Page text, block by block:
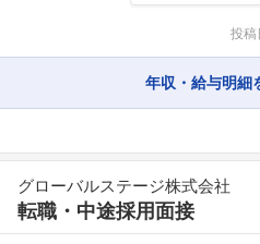
投稿
年収・給与明細
グローバルステージ株式会社
転職・中途採用面接